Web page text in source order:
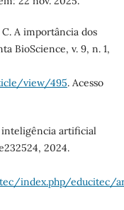
A importância dos
BioScience, v. 9, n. 1,
view/495. Acesso
inteligência artificial
2024.
index.php/educitec/